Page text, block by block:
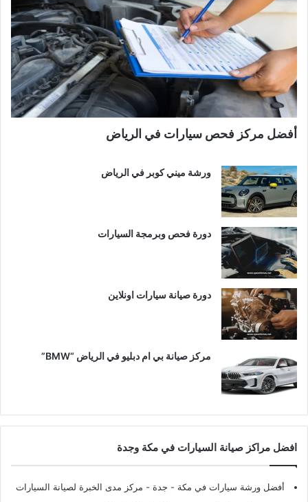
أفضل مركز فحص سيارات في الرياض
ورشة ميني كوبر في الرياض
دورة فحص وبرمجة السيارات
دورة صيانة سيارات اونلاين
مركز صيانة بي ام دبليو في الرياض “BMW”
افضل مراكز صيانة السيارات في مكة وجدة
أفضل ورشة سيارات في مكة - جدة - مركز مدى الخبرة لصيانة السيارات